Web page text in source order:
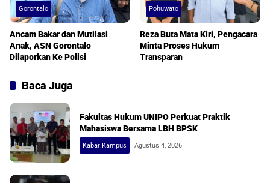
Gorontalo
Ancam Bakar dan Mutilasi
Anak, ASN Gorontalo
Dilaporkan Ke Polisi
Pohuwato
Reza Buta Mata Kiri, Pengacara
Minta Proses Hukum
Transparan
Baca Juga
Fakultas Hukum UNIPO Perkuat Praktik
Mahasiswa Bersama LBH BPSK
Kabar Kampus Agustus 4, 2026